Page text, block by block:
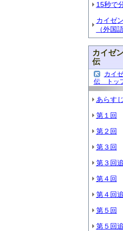
15秒で
カイゼ
（外国
カイゼ
伝
カイ
伝 トッ
あらす
第１回
第２回
第３回
第３回
第４回
第４回
第５回
第５回